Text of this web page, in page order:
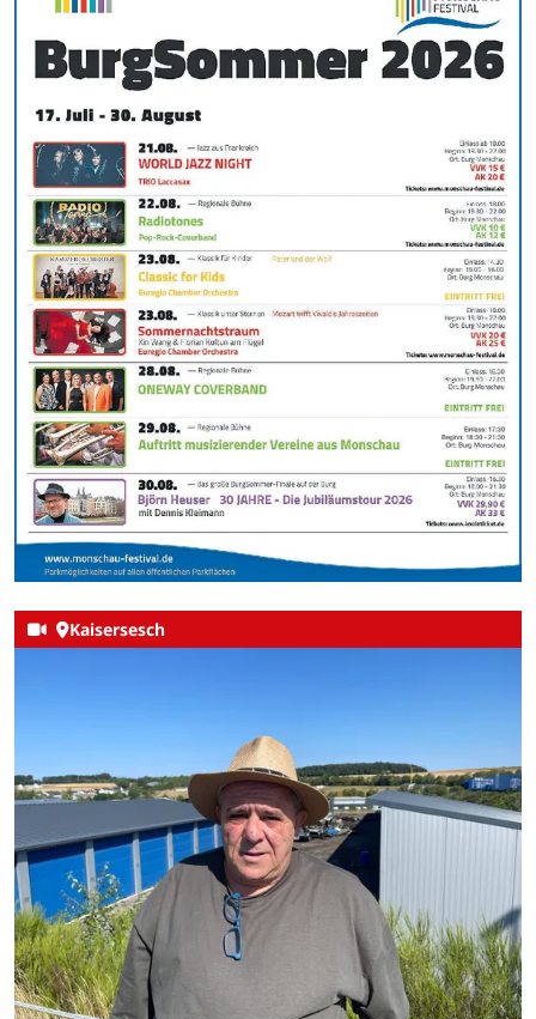
Kaisersesch